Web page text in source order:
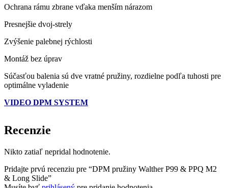
Ochrana rámu zbrane vďaka menším nárazom
Presnejšie dvoj-strely
Zvýšenie palebnej rýchlosti
Montáž bez úprav
Súčasťou balenia sú dve vratné pružiny, rozdielne podľa tuhosti pre
optimálne vyladenie
VIDEO DPM SYSTEM
Recenzie
Nikto zatiaľ nepridal hodnotenie.
Pridajte prvú recenziu pre “DPM pružiny Walther P99 & PPQ M2
& Long Slide”